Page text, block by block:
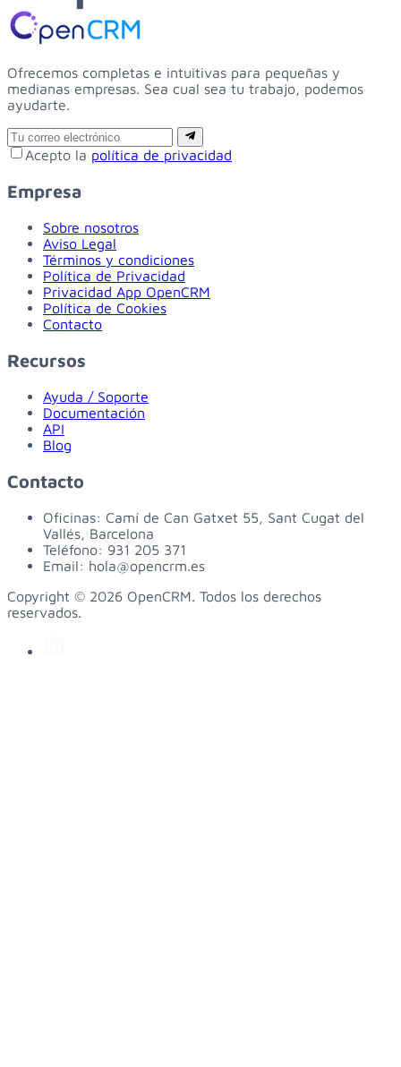
Ofrecemos completas e intuitivas para pequeñas y
medianas empresas. Sea cual sea tu trabajo, podemos
ayudarte.
Email
Suscribirse
Acepto la política de privacidad
Empresa
Sobre nosotros
Aviso Legal
Términos y condiciones
Política de Privacidad
Privacidad App OpenCRM
Política de Cookies
Contacto
Recursos
Ayuda / Soporte
Documentación
API
Blog
Contacto
Oficinas: Camí de Can Gatxet 55, Sant Cugat del
Vallés, Barcelona
Teléfono: 931 205 371
Email: hola@opencrm.es
Copyright © 2026 OpenCRM. Todos los derechos
reservados.